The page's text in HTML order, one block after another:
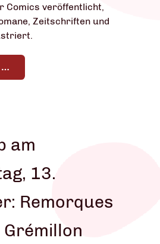
Comics veröffentlicht,
Zeitschriften und
…
am
13.
Remorques